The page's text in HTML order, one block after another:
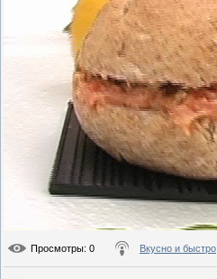
Просмотры: 0 Вкусно и быстро